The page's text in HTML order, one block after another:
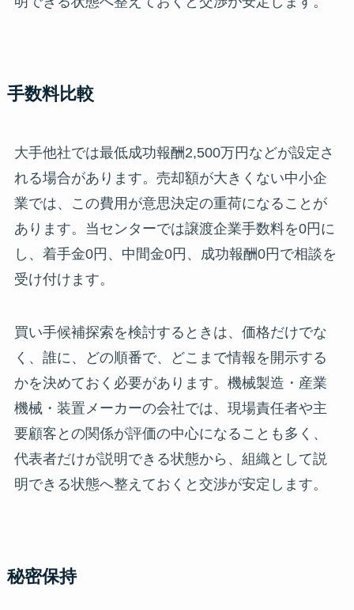
手数料比較
大手他社では最低成功報酬2,500万円などが設定さ
れる場合があります。売却額が大きくない中小企
業では、この費用が意思決定の重荷になることが
あります。当センターでは譲渡企業手数料を0円に
し、着手金0円、中間金0円、成功報酬0円で相談を
受け付けます。
買い手候補探索を検討するときは、価格だけでな
く、誰に、どの順番で、どこまで情報を開示する
かを決めておく必要があります。機械製造・産業
機械・装置メーカーの会社では、現場責任者や主
要顧客との関係が評価の中心になることも多く、
代表者だけが説明できる状態から、組織として説
明できる状態へ整えておくと交渉が安定します。
秘密保持